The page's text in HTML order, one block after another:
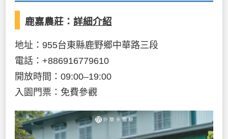
鹿嘉農莊： 詳細介紹
地址：955台東縣鹿野鄉中華路三段
電話：+886916779610
開放時間：09:00–19:00
入園門票：免費參觀